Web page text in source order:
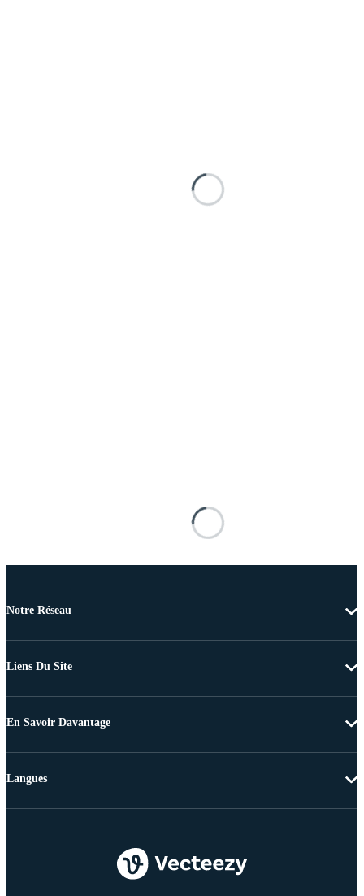
Notre Réseau
Liens Du Site
En Savoir Davantage
Langues